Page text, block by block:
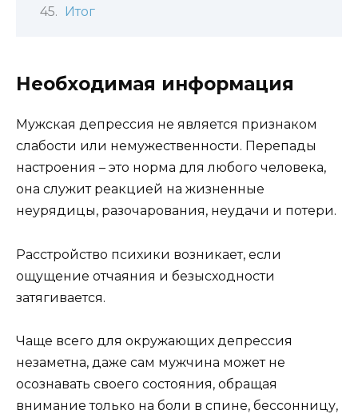
Итог
Необходимая информация
Мужская депрессия не является признаком
слабости или немужественности. Перепады
настроения – это норма для любого человека,
она служит реакцией на жизненные
неурядицы, разочарования, неудачи и потери.
Расстройство психики возникает, если
ощущение отчаяния и безысходности
затягивается.
Чаще всего для окружающих депрессия
незаметна, даже сам мужчина может не
осознавать своего состояния, обращая
внимание только на боли в спине, бессонницу,